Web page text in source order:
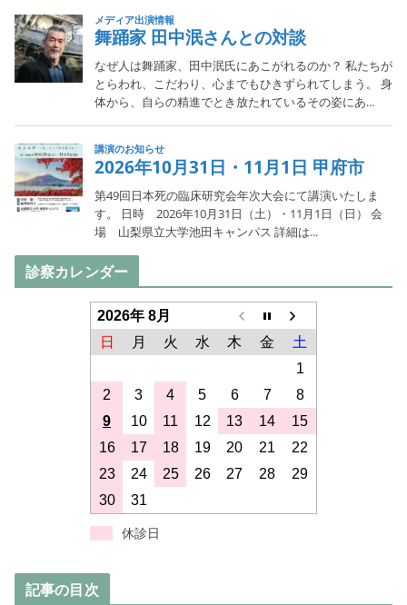
診察カレンダー
2026年 8月
日
月 火 水 木 金
土
1
2
3 4 5 6 7
8
9
10 11 12 13 14
15
16
17 18 19 20 21
22
23
24 25 26 27 28
29
30
31
休診日
記事の目次